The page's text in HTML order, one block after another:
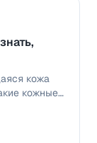
кожа
кожные
кожи